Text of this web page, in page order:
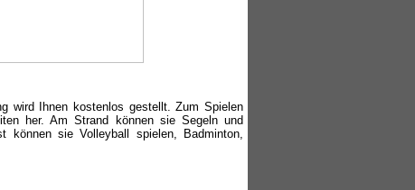
wird Ihnen kostenlos gestellt. Zum Spielen
her. Am Strand können sie Segeln und
können sie Volleyball spielen, Badminton,